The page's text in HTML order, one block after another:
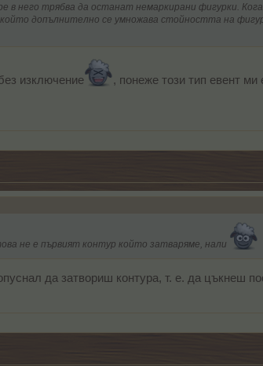
в него трябва да останат немаркирани фигурки.
допълнително се умножава стойността на
изключение
, понеже този тип евент ми
не е първият контур който затваряме, нали
да затвориш контура, т. е. да цъкнеш